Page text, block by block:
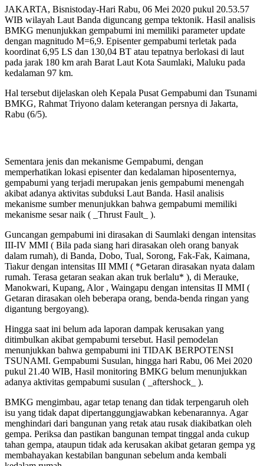
JAKARTA, Bisnistoday-Hari Rabu, 06 Mei 2020 pukul 20.53.57
WIB wilayah Laut Banda diguncang gempa tektonik. Hasil analisis
BMKG menunjukkan gempabumi ini memiliki parameter update
dengan magnitudo M=6,9. Episenter gempabumi terletak pada
koordinat 6,95 LS dan 130,04 BT atau tepatnya berlokasi di laut
pada jarak 180 km arah Barat Laut Kota Saumlaki, Maluku pada
kedalaman 97 km.
Hal tersebut dijelaskan oleh Kepala Pusat Gempabumi dan Tsunami
BMKG, Rahmat Triyono dalam keterangan persnya di Jakarta,
Rabu (6/5).
Sementara jenis dan mekanisme Gempabumi, dengan
memperhatikan lokasi episenter dan kedalaman hiposenternya,
gempabumi yang terjadi merupakan jenis gempabumi menengah
akibat adanya aktivitas subduksi Laut Banda. Hasil analisis
mekanisme sumber menunjukkan bahwa gempabumi memiliki
mekanisme sesar naik ( _Thrust Fault_ ).
Guncangan gempabumi ini dirasakan di Saumlaki dengan intensitas
III-IV MMI ( Bila pada siang hari dirasakan oleh orang banyak
dalam rumah), di Banda, Dobo, Tual, Sorong, Fak-Fak, Kaimana,
Tiakur dengan intensitas III MMI ( *Getaran dirasakan nyata dalam
rumah. Terasa getaran seakan akan truk berlalu* ), di Merauke,
Manokwari, Kupang, Alor , Waingapu dengan intensitas II MMI (
Getaran dirasakan oleh beberapa orang, benda-benda ringan yang
digantung bergoyang).
Hingga saat ini belum ada laporan dampak kerusakan yang
ditimbulkan akibat gempabumi tersebut. Hasil pemodelan
menunjukkan bahwa gempabumi ini TIDAK BERPOTENSI
TSUNAMI. Gempabumi Susulan, hingga hari Rabu, 06 Mei 2020
pukul 21.40 WIB, Hasil monitoring BMKG belum menunjukkan
adanya aktivitas gempabumi susulan ( _aftershock_ ).
BMKG mengimbau, agar tetap tenang dan tidak terpengaruh oleh
isu yang tidak dapat dipertanggungjawabkan kebenarannya. Agar
menghindari dari bangunan yang retak atau rusak diakibatkan oleh
gempa. Periksa dan pastikan bangunan tempat tinggal anda cukup
tahan gempa, ataupun tidak ada kerusakan akibat getaran gempa yg
membahayakan kestabilan bangunan sebelum anda kembali